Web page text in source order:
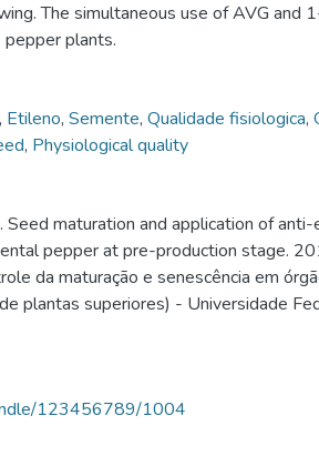
The simultaneous use of AVG and
plants.
, Etileno, Semente, Qualidade fisiologica,
, Physiological quality
Seed maturation and application of
pepper at pre-production stage.
da maturação e senescência em
plantas superiores) - Universidade
123456789/1004